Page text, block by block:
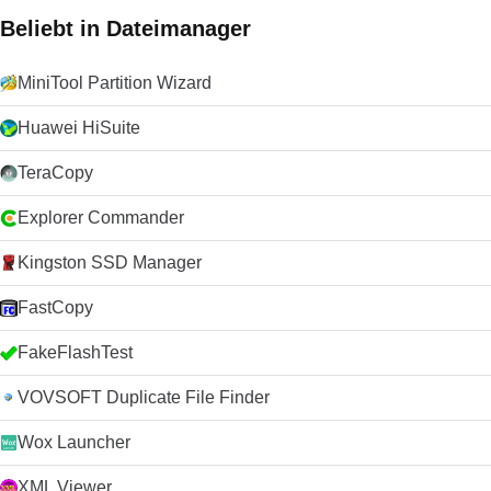
Beliebt in Dateimanager
MiniTool Partition Wizard
Huawei HiSuite
TeraCopy
Explorer Commander
Kingston SSD Manager
FastCopy
FakeFlashTest
VOVSOFT Duplicate File Finder
Wox Launcher
XML Viewer